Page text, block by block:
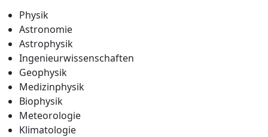
Physik
Astronomie
Astrophysik
Ingenieurwissenschaften
Geophysik
Medizinphysik
Biophysik
Meteorologie
Klimatologie